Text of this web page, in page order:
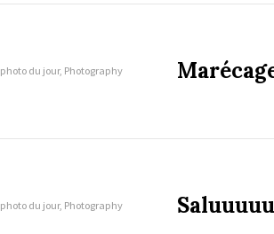
photo du jour, Photography
photo du jour, Photography